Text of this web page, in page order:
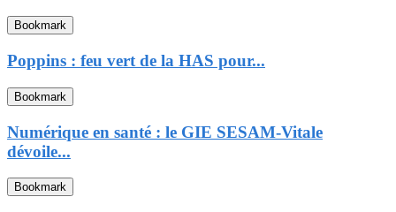
Bookmark
Poppins : feu vert de la HAS pour...
Bookmark
Numérique en santé : le GIE SESAM-Vitale
dévoile...
Bookmark